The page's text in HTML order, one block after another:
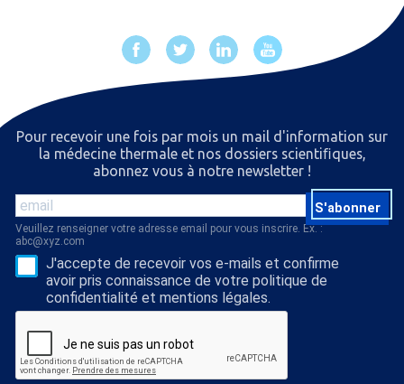
Pour recevoir une fois par mois un mail d'information sur
la médecine thermale et nos dossiers scientiﬁques,
abonnez vous à notre newsletter !
S'abonner
Veuillez renseigner votre adresse email pour vous inscrire. Ex. :
abc@xyz.com
J'accepte de recevoir vos e-mails et confirme
avoir pris connaissance de votre politique de
confidentialité et mentions légales.